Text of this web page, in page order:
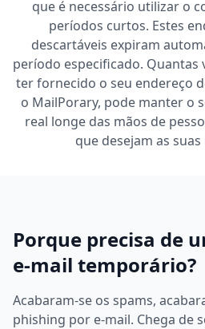
que é necessário utilizar o
períodos curtos. Estes
descartáveis ​​expiram
período especificado. Quantas
ter fornecido o seu endereço
o MailPorary, pode manter o
real longe das mãos de
que desejam as
Porque precisa de
e-mail temporário?
Acabaram-se os spams,
phishing por e-mail. Chega de